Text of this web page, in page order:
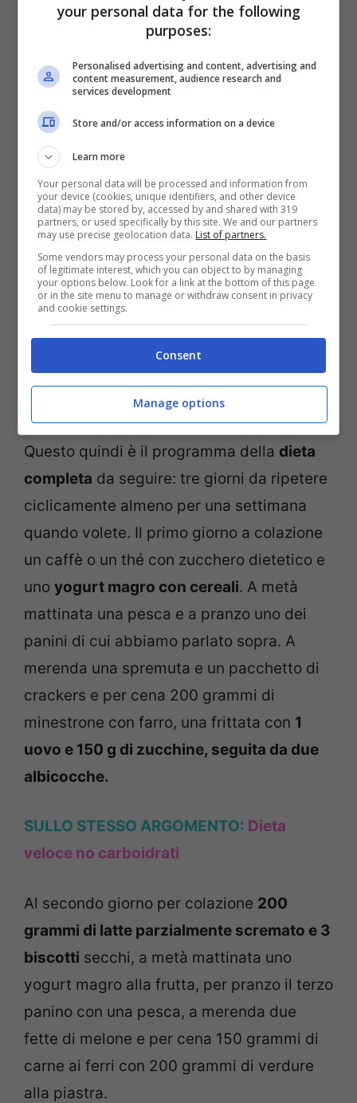
melanzane o peperoni). Infine un pesce
sostanzioso come il salmone, che è ricco
di Omega 3 e può essere accompagnato
da due fettine di pomodoro.
Dieta del panino da 1300
calorie, il menù
Questo quindi è il programma della dieta
completa da seguire: tre giorni da ripetere
ciclicamente almeno per una settimana
quando volete. Il primo giorno a colazione
un caffè o un thé con zucchero dietetico e
uno yogurt magro con cereali. A metà
mattinata una pesca e a pranzo uno dei
panini di cui abbiamo parlato sopra. A
merenda una spremuta e un pacchetto di
crackers e per cena 200 grammi di
minestrone con farro, una frittata con 1
uovo e 150 g di zucchine, seguita da due
albicocche.
SULLO STESSO ARGOMENTO: Dieta
veloce no carboidrati
Al secondo giorno per colazione 200
grammi di latte parzialmente scremato e 3
biscotti secchi, a metà mattinata uno
yogurt magro alla frutta, per pranzo il terzo
panino con una pesca, a merenda due
fette di melone e per cena 150 grammi di
carne ai ferri con 200 grammi di verdure
alla piastra.
your personal data for the following
purposes:
Personalised advertising and content, advertising and
content measurement, audience research and
services development
Store and/or access information on a device
Learn more
Your personal data will be processed and information from
your device (cookies, unique identifiers, and other device
data) may be stored by, accessed by and shared with 319
partners, or used specifically by this site. We and our partners
may use precise geolocation data. List of partners.
Some vendors may process your personal data on the basis
of legitimate interest, which you can object to by managing
your options below. Look for a link at the bottom of this page
or in the site menu to manage or withdraw consent in privacy
and cookie settings.
Consent
Manage options